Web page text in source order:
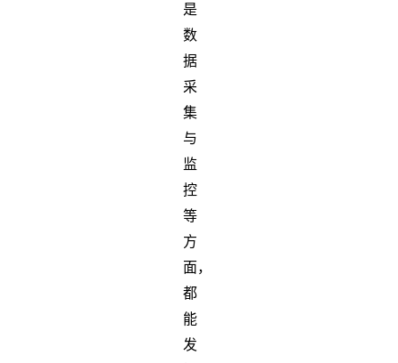
是
数
据
采
集
与
监
控
等
方
面，
都
能
发